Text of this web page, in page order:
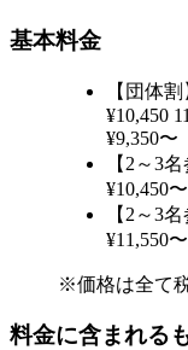
基本料金
【団体
¥10,450
¥9,350〜
【2～3
¥10,450〜
【2～3
¥11,550〜
※価格は全て
料金に含まれる